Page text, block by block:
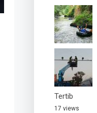
Tertib
17 views